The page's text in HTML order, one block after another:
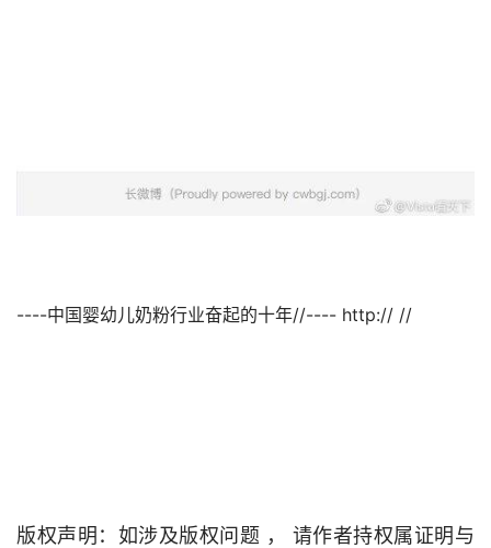
----中国婴幼儿奶粉行业奋起的十年//---- http:// //
版权声明：如涉及版权问题 ， 请作者持权属证明与